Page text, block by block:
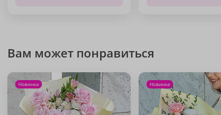
Вам может понравиться
Новинка Новинка